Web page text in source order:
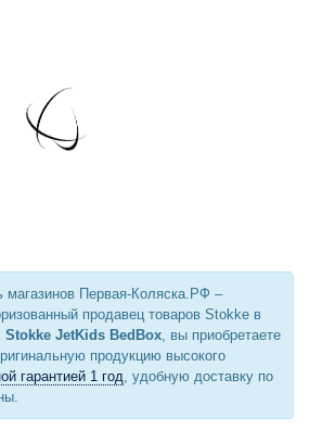
магазинов Первая-Коляска.РФ –
продавец товаров Stokke в
Stokke JetKids BedBox , вы приобретаете
продукцию высокого
гарантией 1 год , удобную доставку по